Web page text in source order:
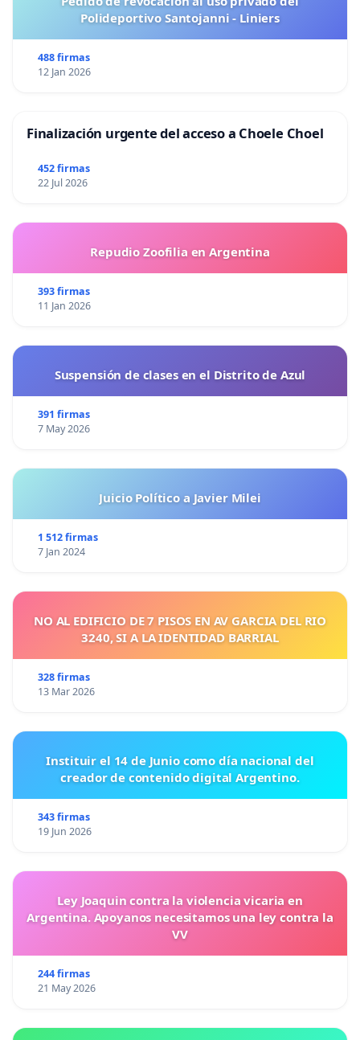
política de Estado que mantenga la tranquilidad, seguridad
y confianza que estamos recuperando y que por más de 60
años los bandidos nos las han negado, y que sea la
derrotar militar o la rendición incondicional de las Farc y el
consagrado en la Constitución Nacional, y que sea
mantenido en el proyecto de Reforma a la Justicia que
cursa en el Congreso.
ilustre ex presidente Guillermo León Valencia el
"Presidente de la Paz", llamado así no porque dialogó con
los bandidos sino porque los combatió, y que hoy tienen
plena vigencia:
judicial que se llama indagatoria, en la cual el
dialogo que aceptamos los colombianos con los
narcoterroristas de las Farc y el ELN.
Polideportivo Santojanni - Liniers
488 firmas
12 Jan 2026
Finalización urgente del acceso a Choele Choel
452 firmas
22 Jul 2026
Repudio Zoofilia en Argentina
393 firmas
11 Jan 2026
Suspensión de clases en el Distrito de Azul
391 firmas
7 May 2026
Juicio Político a Javier Milei
1 512 firmas
7 Jan 2024
NO AL EDIFICIO DE 7 PISOS EN AV GARCIA DEL RIO
3240, SI A LA IDENTIDAD BARRIAL
328 firmas
13 Mar 2026
Instituir el 14 de Junio como día nacional del
creador de contenido digital Argentino.
343 firmas
19 Jun 2026
Ley Joaquin contra la violencia vicaria en
Argentina. Apoyanos necesitamos una ley contra la
VV
244 firmas
21 May 2026